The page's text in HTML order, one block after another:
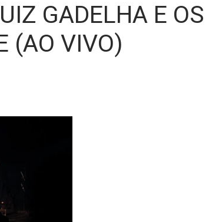
GADELHA E OS
(AO VIVO)